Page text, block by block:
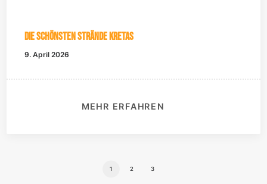
Die schönsten Strände Kretas
9. April 2026
MEHR ERFAHREN
1 2 3